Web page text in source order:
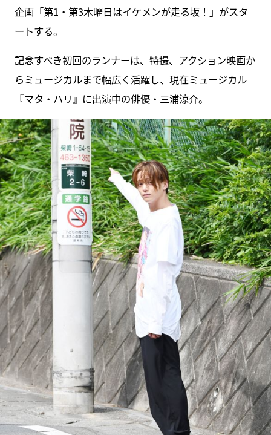
企画「第1・第3木曜日はイケメンが走る坂！」がスタ
ートする。
記念すべき初回のランナーは、特撮、アクション映画か
らミュージカルまで幅広く活躍し、現在ミュージカル
『マタ・ハリ』に出演中の俳優・三浦涼介。